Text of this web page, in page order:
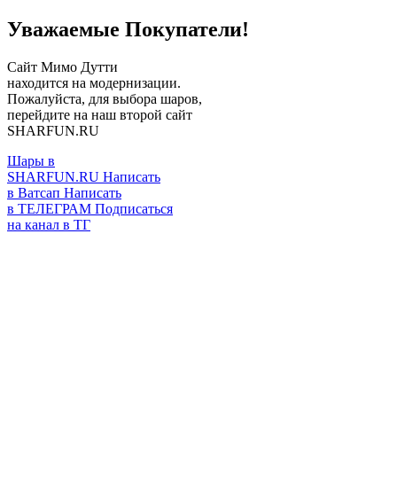
Уважаемые Покупатели!
Сайт Мимо Дутти
находится на модернизации.
Пожалуйста, для выбора шаров,
перейдите на наш второй сайт
SHARFUN.RU
Шары в
SHARFUN.RU Написать
в Ватсап Написать
в ТЕЛЕГРАМ Подписаться
на канал в ТГ